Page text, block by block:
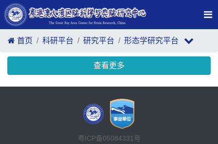
首页 科研平台 研究平台 形态学研究平台
查看更多
粤ICP备05084331号